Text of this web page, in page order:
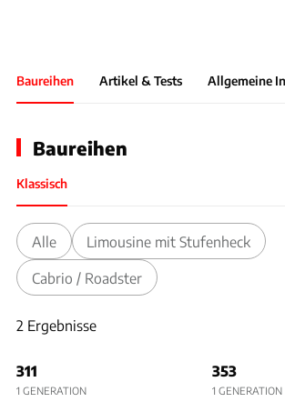
Baureihen Artikel & Tests Allgemeine
Baureihen
Klassisch
Alle Limousine mit Stufenheck
Cabrio / Roadster
2 Ergebnisse
311
1 GENERATION
353
1 GENERATION